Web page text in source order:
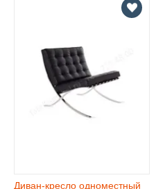
Диван-кресло одноместный